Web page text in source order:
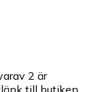
2 är
till butiken.